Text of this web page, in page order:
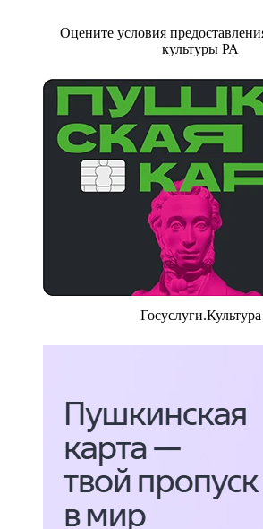
Оцените условия
культуры РА
Госуслуги.Культура